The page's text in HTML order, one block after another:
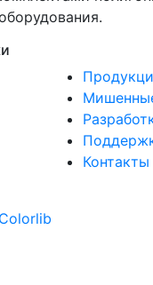
Контакты
Colorlib